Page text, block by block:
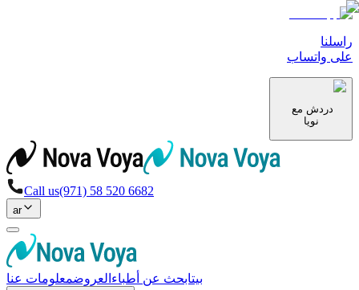
راسلنا
على واتساب
دردش مع
نويا
Call us(971) 58 520 6682
ar
بيتابحث عن أطباء العروضمعلومات عنا